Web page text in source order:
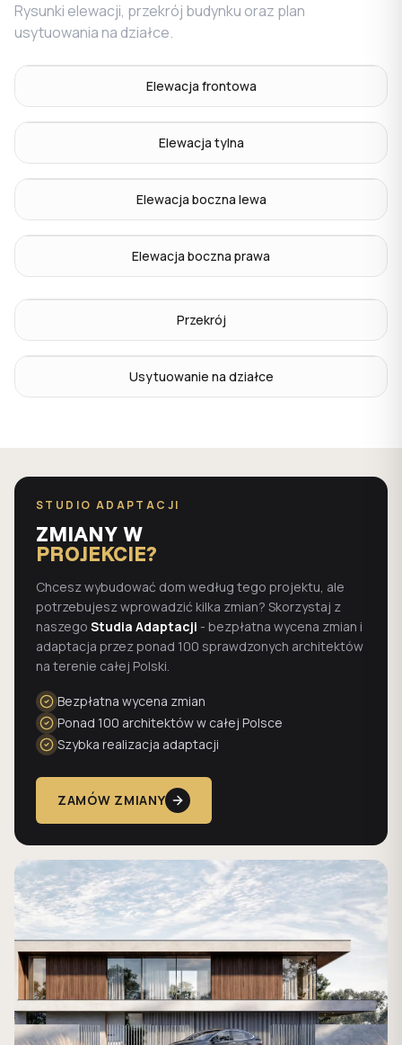
Rysunki elewacji, przekrój budynku oraz plan
usytuowania na działce.
Elewacja frontowa
Elewacja tylna
Elewacja boczna lewa
Elewacja boczna prawa
Przekrój
Usytuowanie na działce
STUDIO ADAPTACJI
ZMIANY W
PROJEKCIE?
Chcesz wybudować dom według tego projektu, ale
potrzebujesz wprowadzić kilka zmian? Skorzystaj z
naszego Studia Adaptacji - bezpłatna wycena zmian i
adaptacja przez ponad 100 sprawdzonych architektów
na terenie całej Polski.
Bezpłatna wycena zmian
Ponad 100 architektów w całej Polsce
Szybka realizacja adaptacji
ZAMÓW ZMIANY